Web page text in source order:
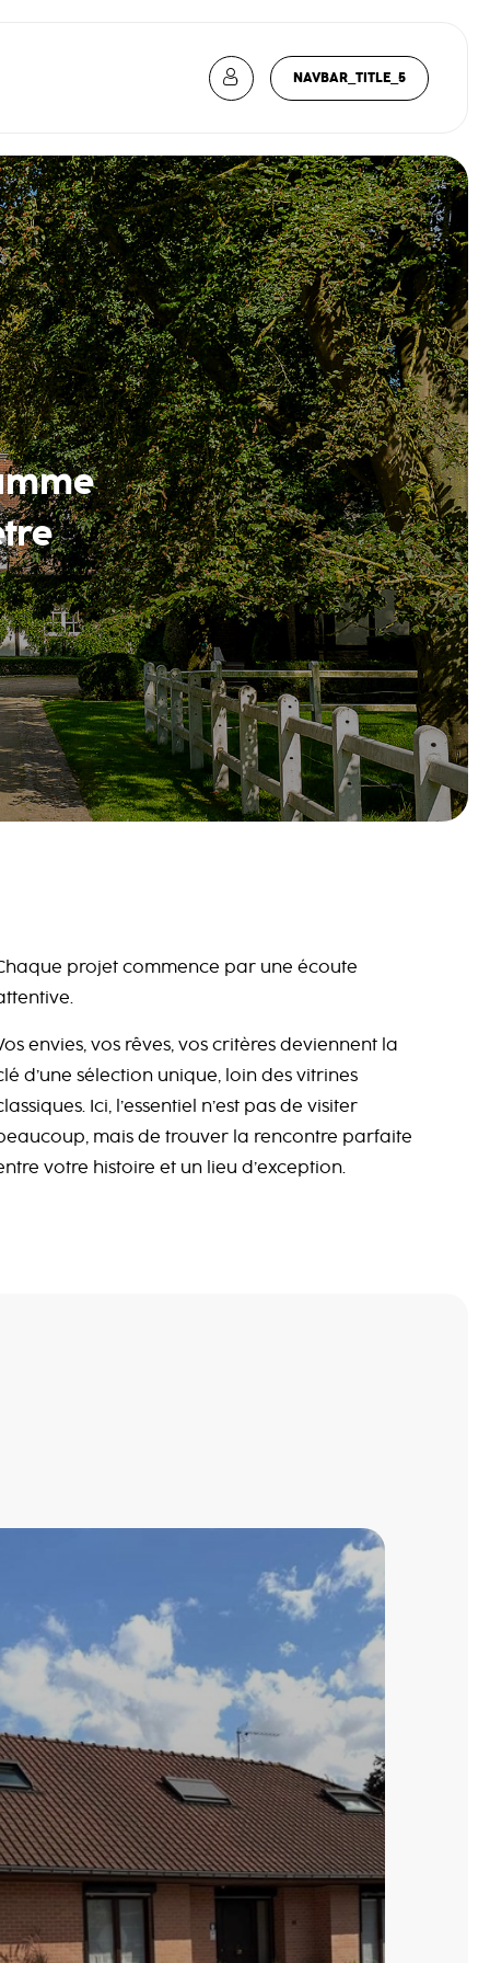
NAVBAR_TITLE_5
projet commence par une écoute
envies, vos rêves, vos critères deviennent la
d’une sélection unique, loin des vitrines
Ici, l’essentiel n’est pas de visiter
mais de trouver la rencontre parfaite
votre histoire et un lieu d’exception.